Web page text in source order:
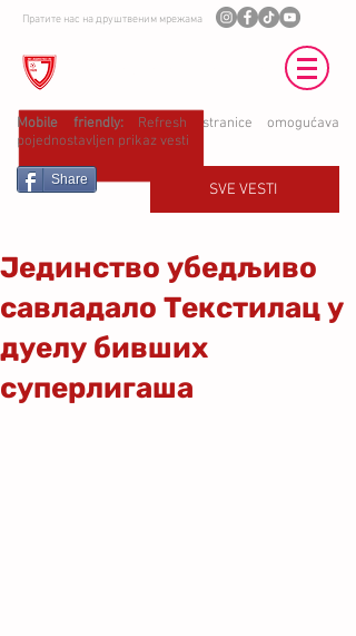
Пратите нас на друштвеним мрежама
Mobile friendly: Refresh stranice omogućava
pojednostavljen prikaz vesti
Share
SVE VESTI
Јединство убедљиво
савладало Текстилац у
дуелу бивших
суперлигаша